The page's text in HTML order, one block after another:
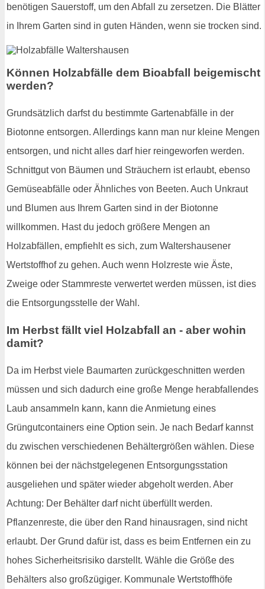
benötigen Sauerstoff, um den Abfall zu zersetzen. Die Blätter
in Ihrem Garten sind in guten Händen, wenn sie trocken sind.
Können Holzabfälle dem Bioabfall beigemischt
werden?
Grundsätzlich darfst du bestimmte Gartenabfälle in der
Biotonne entsorgen. Allerdings kann man nur kleine Mengen
entsorgen, und nicht alles darf hier reingeworfen werden.
Schnittgut von Bäumen und Sträuchern ist erlaubt, ebenso
Gemüseabfälle oder Ähnliches von Beeten. Auch Unkraut
und Blumen aus Ihrem Garten sind in der Biotonne
willkommen. Hast du jedoch größere Mengen an
Holzabfällen, empfiehlt es sich, zum Waltershausener
Wertstoffhof zu gehen. Auch wenn Holzreste wie Äste,
Zweige oder Stammreste verwertet werden müssen, ist dies
die Entsorgungsstelle der Wahl.
Im Herbst fällt viel Holzabfall an - aber wohin
damit?
Da im Herbst viele Baumarten zurückgeschnitten werden
müssen und sich dadurch eine große Menge herabfallendes
Laub ansammeln kann, kann die Anmietung eines
Grüngutcontainers eine Option sein. Je nach Bedarf kannst
du zwischen verschiedenen Behältergrößen wählen. Diese
können bei der nächstgelegenen Entsorgungsstation
ausgeliehen und später wieder abgeholt werden. Aber
Achtung: Der Behälter darf nicht überfüllt werden.
Pflanzenreste, die über den Rand hinausragen, sind nicht
erlaubt. Der Grund dafür ist, dass es beim Entfernen ein zu
hohes Sicherheitsrisiko darstellt. Wähle die Größe des
Behälters also großzügiger. Kommunale Wertstoffhöfe